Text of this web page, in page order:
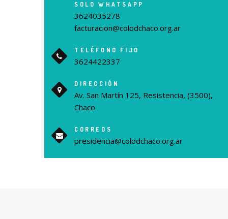
SOLO WHATSAPP
3624035278
facturacion@colodchaco.org.ar
TELÉFONO FIJO
3624422337
DIRECCIÓN
Av. San Martín 125, Resistencia, (3500),
Chaco
CORREOS
presidencia@colodchaco.org.ar